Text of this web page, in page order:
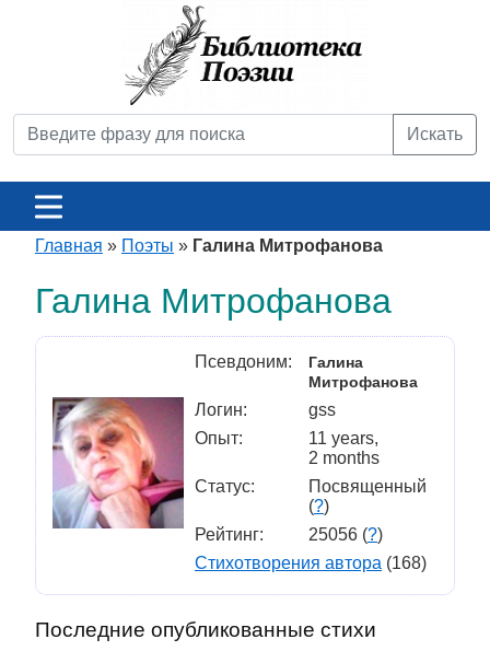
Искать
Главная » Поэты » Галина Митрофанова
Галина Митрофанова
Псевдоним:
Галина
Митрофанова
Логин:
gss
Опыт:
11 years,
2 months
Статус:
Посвященный
(?)
Рейтинг:
25056 (?)
Стихотворения автора (168)
Последние опубликованные стихи